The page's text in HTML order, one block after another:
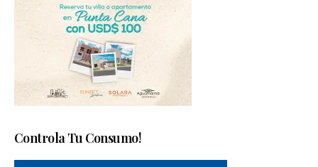
Controla Tu Consumo!